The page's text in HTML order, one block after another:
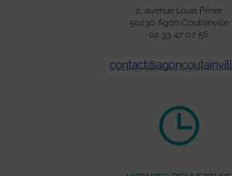
2, avenue Louis Périer
50230 Agon Coutainville
02 33 47 07 56